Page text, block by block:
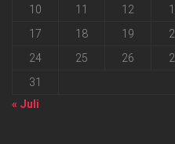
10
11 12
17
18 19
24
25 26
31
« Juli